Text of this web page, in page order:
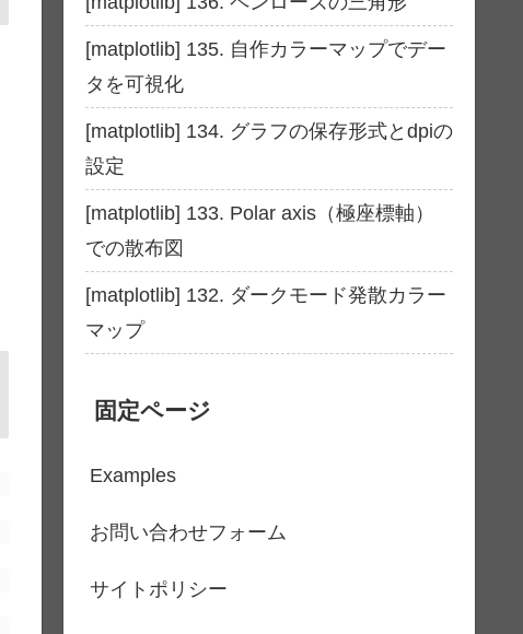
[matplotlib] 135. 自作カラーマップでデー
タを可視化
[matplotlib] 134. グラフの保存形式とdpiの
設定
[matplotlib] 133. Polar axis（極座標軸）
での散布図
[matplotlib] 132. ダークモード発散カラー
マップ
固定ページ
Examples
お問い合わせフォーム
サイトポリシー